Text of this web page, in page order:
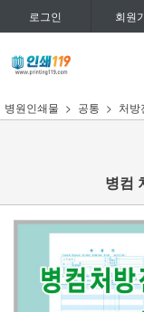
로그인 회원
병원인쇄물 공통 처방
병컴